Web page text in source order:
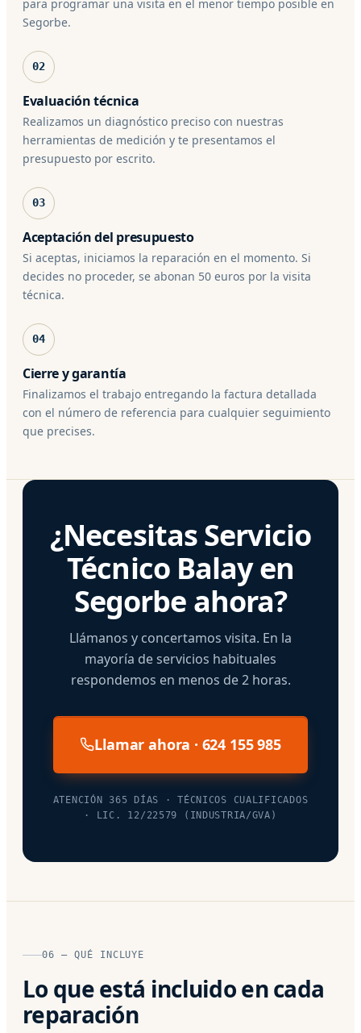
para programar una visita en el menor tiempo posible en
Segorbe.
02
Evaluación técnica
Realizamos un diagnóstico preciso con nuestras
herramientas de medición y te presentamos el
presupuesto por escrito.
03
Aceptación del presupuesto
Si aceptas, iniciamos la reparación en el momento. Si
decides no proceder, se abonan 50 euros por la visita
técnica.
04
Cierre y garantía
Finalizamos el trabajo entregando la factura detallada
con el número de referencia para cualquier seguimiento
que precises.
¿Necesitas Servicio
Técnico Balay en
Segorbe ahora?
Llámanos y concertamos visita. En la
mayoría de servicios habituales
respondemos en menos de 2 horas.
Llamar ahora · 624 155 985
ATENCIÓN 365 DÍAS · TÉCNICOS CUALIFICADOS
· LIC. 12/22579 (INDUSTRIA/GVA)
06 — QUÉ INCLUYE
Lo que está incluido en cada
reparación